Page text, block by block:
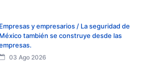
Empresas y empresarios / La seguridad de
México también se construye desde las
03 Ago 2026